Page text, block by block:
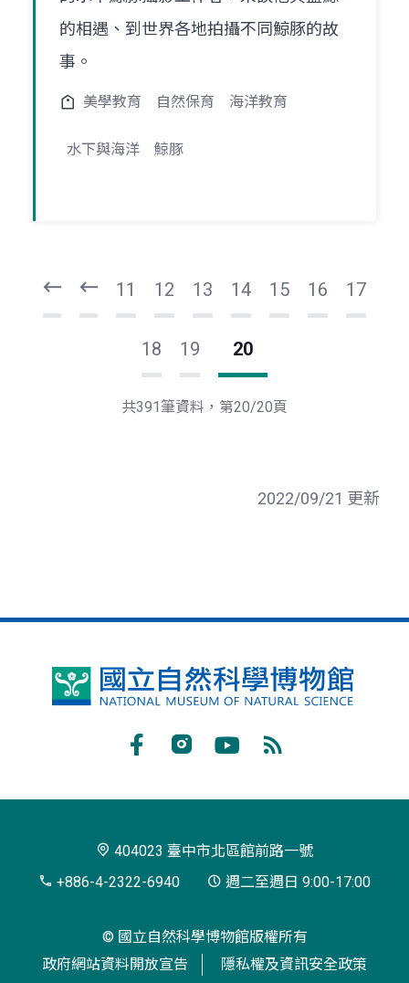
的相遇、到世界各地拍攝不同鯨豚的故
事。
美學教育 自然保育 海洋教育
水下與海洋 鯨豚
11 12 13 14 15 16 17
18 19 20
共391筆資料，第20/20頁
2022/09/21 更新
國
博
閱
404023 臺中市北區館前路一號
+886-4-2322-6940
週二至週日 9:00-17:00
© 國立自然科學博物館版權所有
政府網站資料開放宣告
隱私權及資訊安全政策